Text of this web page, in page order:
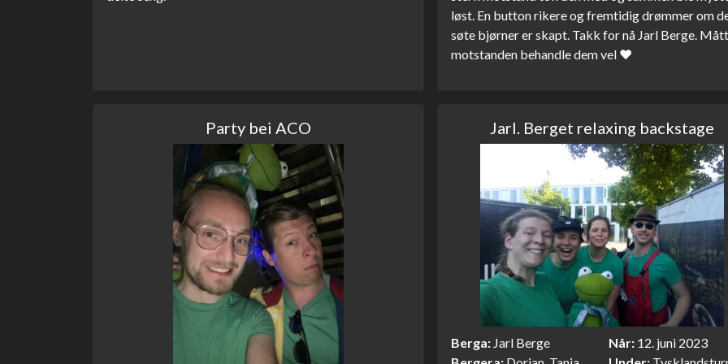
løst. En button rikere og fremtidig drømmer om
søte bjørner er skapt. Takk for nå Jarl Berge.
motstanden behandle dem vel ❤️
Party bei ACO Jarl. Berget relaxing backstage
Berga Jarl Berge
Når 12. juni 2023